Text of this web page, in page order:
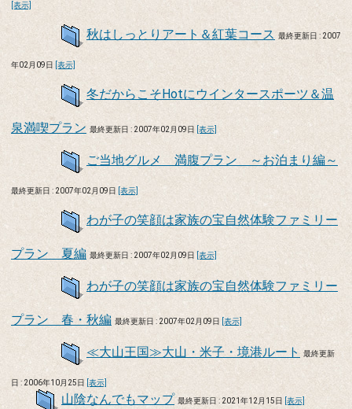
[表示]
秋はしっとりアート＆紅葉コース 最終更新日 : 2007
年02月09日 [表示]
冬だからこそHotにウインタースポーツ＆温
泉満喫プラン 最終更新日 : 2007年02月09日 [表示]
ご当地グルメ 満腹プラン ～お泊まり編～
最終更新日 : 2007年02月09日 [表示]
わが子の笑顔は家族の宝自然体験ファミリー
プラン 夏編 最終更新日 : 2007年02月09日 [表示]
わが子の笑顔は家族の宝自然体験ファミリー
プラン 春・秋編 最終更新日 : 2007年02月09日 [表示]
≪大山王国≫大山・米子・境港ルート 最終更新
日 : 2006年10月25日 [表示]
山陰なんでもマップ 最終更新日 : 2021年12月15日 [表示]